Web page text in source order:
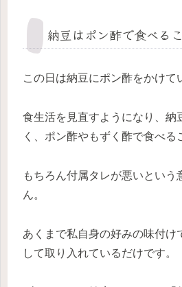
納豆はポン酢で食べる
この日は納豆にポン酢をかけて
食生活を見直すようになり、納
く、ポン酢やもずく酢で食べる
もちろん付属タレが悪いという
ん。
あくまで私自身の好みの味付け
して取り入れているだけです。